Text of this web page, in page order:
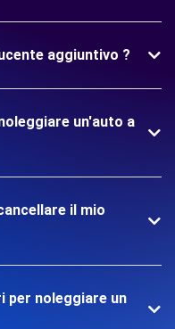
aggiuntivo ?
un'auto a
il mio
per noleggiare un